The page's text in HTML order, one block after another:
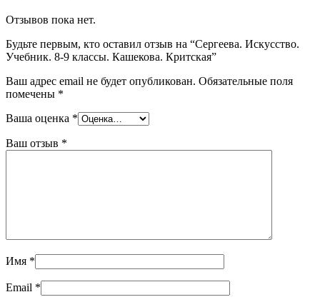
Отзывов пока нет.
Будьте первым, кто оставил отзыв на “Сергеева. Искусство.
Учебник. 8-9 классы. Кашекова. Критская”
Ваш адрес email не будет опубликован. Обязательные поля
помечены *
Ваша оценка *
Ваш отзыв *
Имя *
Email *